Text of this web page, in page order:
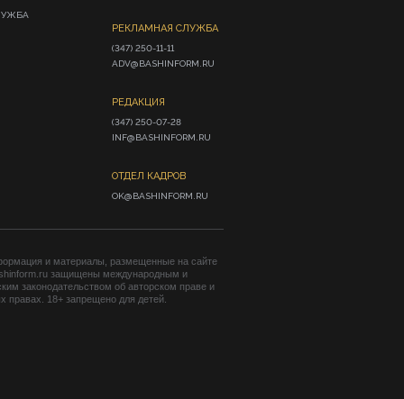
РЕКЛАМНАЯ СЛУЖБА
(347) 250-11-11
ADV@BASHINFORM.RU
РЕДАКЦИЯ
(347) 250-07-28
INF@BASHINFORM.RU
ОТДЕЛ КАДРОВ
OK@BASHINFORM.RU
и материалы, размещенные на сайте
защищены международным и
законодательством об авторском праве и
правах. 18+ запрещено для детей.